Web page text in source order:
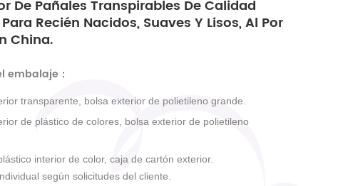
De Pañales Transpirables De Calidad
Recién Nacidos, Suaves Y Lisos, Al Por
China.
embalaje：
transparente, bolsa exterior de polietileno grande.
de plástico de colores, bolsa exterior de polietileno
interior de color, caja de cartón exterior.
según solicitudes del cliente.